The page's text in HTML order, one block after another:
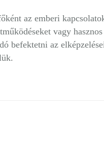
az emberi
vagy
befektetni az